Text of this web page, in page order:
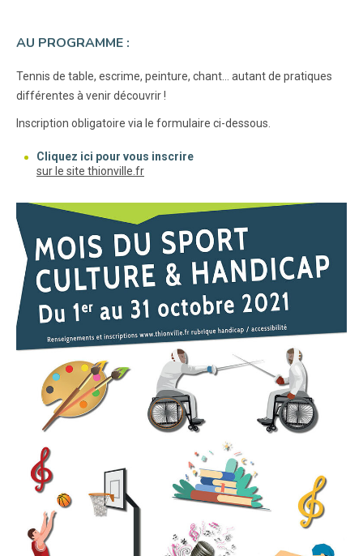
AU PROGRAMME :
Tennis de table, escrime, peinture, chant… autant de pratiques
différentes à venir découvrir !
Inscription obligatoire via le formulaire ci-dessous.
Cliquez ici pour vous inscrire
sur le site thionville.fr(nouvelle fenêtre)